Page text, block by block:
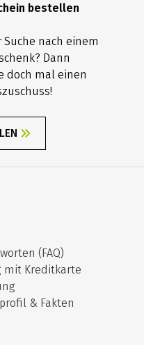
bestellen
Suche nach einem
Dann
doch mal einen
(FAQ)
mit Kreditkarte
& Fakten